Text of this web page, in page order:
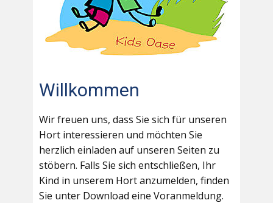
Willkommen
Wir freuen uns, dass Sie sich für unseren
Hort interessieren und möchten Sie
herzlich einladen auf unseren Seiten zu
stöbern. Falls Sie sich entschließen, Ihr
Kind in unserem Hort anzumelden, finden
Sie unter Download eine Voranmeldung.